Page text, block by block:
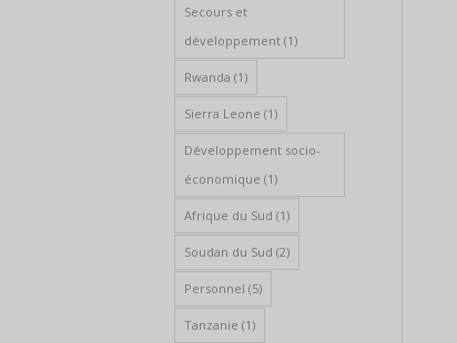
Secours et
développement (1)
Rwanda (1)
Sierra Leone (1)
Développement socio-
économique (1)
Afrique du Sud (1)
Soudan du Sud (2)
Personnel (5)
Tanzanie (1)